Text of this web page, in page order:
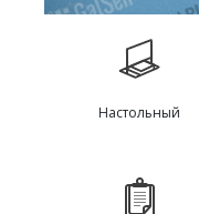
Настольный